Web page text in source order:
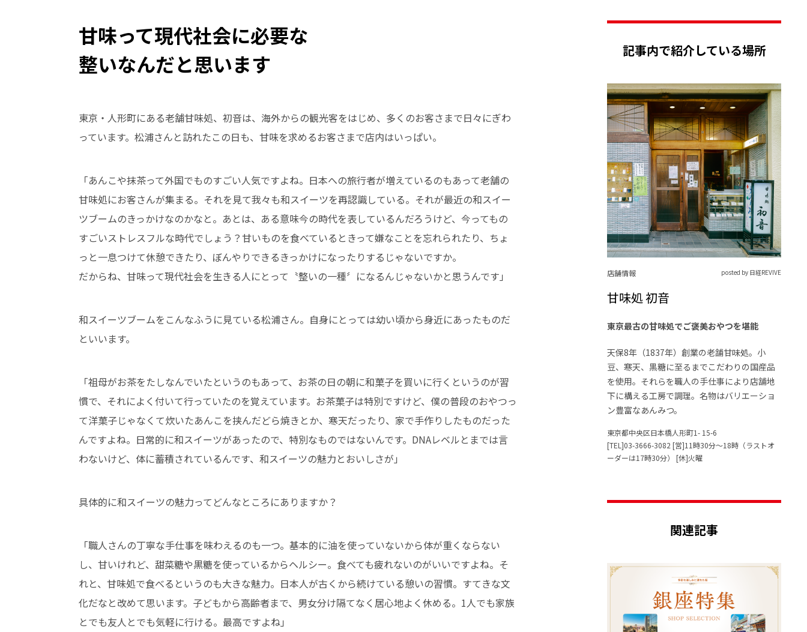
甘味って現代社会に必要な
整いなんだと思います
東京・人形町にある老舗甘味処、初音は、海外からの観光客をはじめ、多くのお客さまで日々にぎわ
っています。松浦さんと訪れたこの日も、甘味を求めるお客さまで店内はいっぱい。
「あんこや抹茶って外国でものすごい人気ですよね。日本への旅行者が増えているのもあって老舗の
甘味処にお客さんが集まる。それを見て我々も和スイーツを再認識している。それが最近の和スイー
ツブームのきっかけなのかなと。あとは、ある意味今の時代を表しているんだろうけど、今ってもの
すごいストレスフルな時代でしょう？甘いものを食べているときって嫌なことを忘れられたり、ちょ
っと一息つけて休憩できたり、ぼんやりできるきっかけになったりするじゃないですか。
だからね、甘味って現代社会を生きる人にとって〝整いの一種〞になるんじゃないかと思うんです」
和スイーツブームをこんなふうに見ている松浦さん。自身にとっては幼い頃から身近にあったものだ
といいます。
「祖母がお茶をたしなんでいたというのもあって、お茶の日の朝に和菓子を買いに行くというのが習
慣で、それによく付いて行っていたのを覚えています。お茶菓子は特別ですけど、僕の普段のおやつっ
て洋菓子じゃなくて炊いたあんこを挟んだどら焼きとか、寒天だったり、家で手作りしたものだった
んですよね。日常的に和スイーツがあったので、特別なものではないんです。DNAレベルとまでは言
わないけど、体に蓄積されているんです、和スイーツの魅力とおいしさが」
具体的に和スイーツの魅力ってどんなところにありますか？
「職人さんの丁寧な手仕事を味わえるのも一つ。基本的に油を使っていないから体が重くならない
し、甘いけれど、甜菜糖や黒糖を使っているからヘルシー。食べても疲れないのがいいですよね。そ
れと、甘味処で食べるというのも大きな魅力。日本人が古くから続けている憩いの習慣。すてきな文
化だなと改めて思います。子どもから高齢者まで、男女分け隔てなく居心地よく休める。1人でも家族
とでも友人とでも気軽に行ける。最高ですよね」
記事内で紹介している場所
店舗情報 posted by 日経REVIVE
甘味処 初音
東京最古の甘味処でご褒美おやつを堪能
天保8年（1837年）創業の老舗甘味処。小
豆、寒天、黒糖に至るまでこだわりの国産品
を使用。それらを職人の手仕事により店舗地
下に構える工房で調理。名物はバリエーショ
ン豊富なあんみつ。
東京都中央区日本橋人形町1- 15-6
[TEL]03-3666-3082 [営]11時30分～18時（ラストオ
ーダーは17時30分） [休]火曜
関連記事